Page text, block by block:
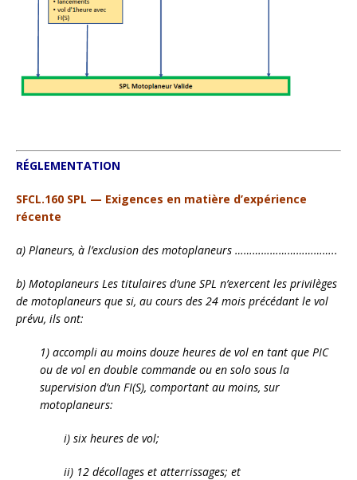
RÉGLEMENTATION
SFCL.160 SPL — Exigences en matière d’expérience
récente
a) Planeurs, à l’exclusion des motoplaneurs ……………………………..
b) Motoplaneurs Les titulaires d’une SPL n’exercent les privilèges
de motoplaneurs que si, au cours des 24 mois précédant le vol
prévu, ils ont:
1) accompli au moins douze heures de vol en tant que PIC
ou de vol en double commande ou en solo sous la
supervision d’un FI(S), comportant au moins, sur
motoplaneurs:
i) six heures de vol;
ii) 12 décollages et atterrissages; et